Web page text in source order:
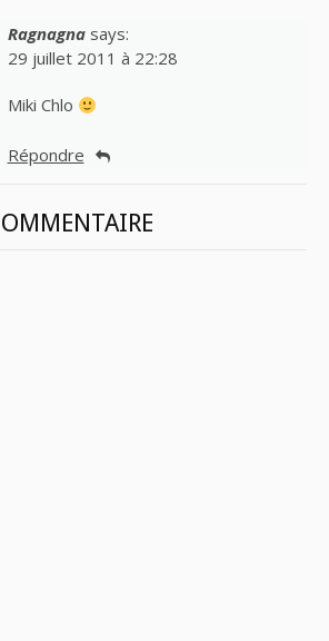
Ragnagna says:
29 juillet 2011 à 22:28
Miki Chlo
Répondre